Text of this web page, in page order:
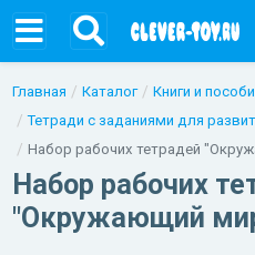
Главная Каталог
Книги и
Тетради с заданиями для
Набор рабочих тетрадей
Набор рабочих
"Окружающий